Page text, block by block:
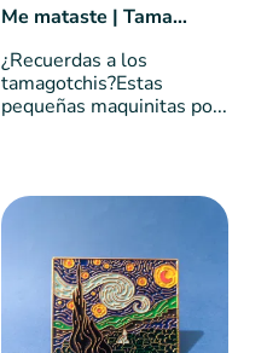
Me mataste | Tamagotchi
¿Recuerdas a los
tamagotchis?Estas
pequeñas maquinitas po...